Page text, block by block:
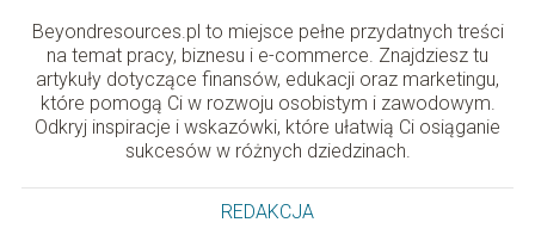
Beyondresources.pl to miejsce pełne przydatnych treści
na temat pracy, biznesu i e-commerce. Znajdziesz tu
artykuły dotyczące finansów, edukacji oraz marketingu,
które pomogą Ci w rozwoju osobistym i zawodowym.
Odkryj inspiracje i wskazówki, które ułatwią Ci osiąganie
sukcesów w różnych dziedzinach.
REDAKCJA